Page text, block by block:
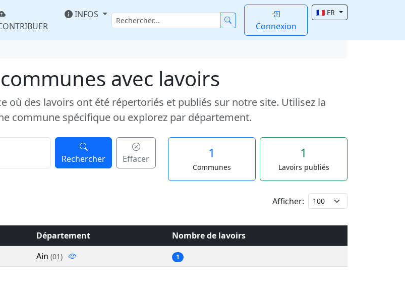
INFOS
Connexion
🇫🇷 FR
avec lavoirs
où des lavoirs ont été répertoriés et publiés sur notre site. Utilisez la
commune spécifique ou explorez par département.
Rechercher Effacer 1
Communes
1
Lavoirs publiés
Afficher:
Département
Nombre de lavoirs
Ain (01) 1